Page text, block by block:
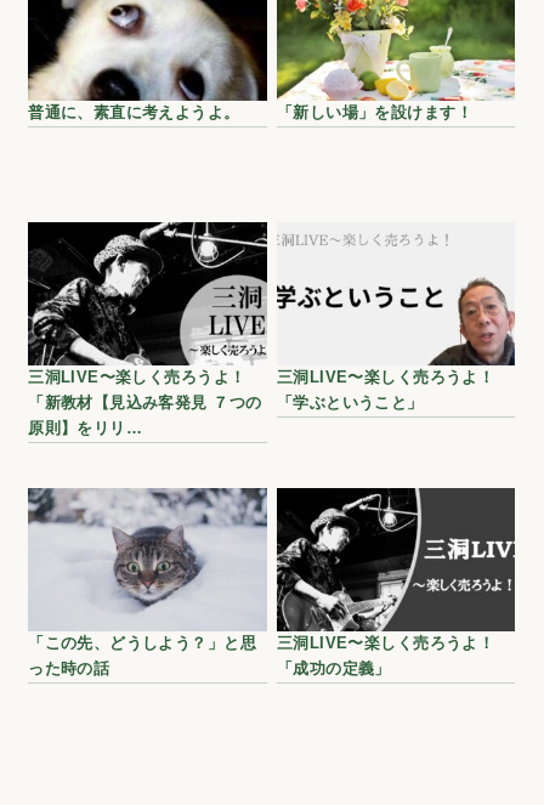
普通に、素直に考えようよ。 「新しい場」を設けます！
三洞LIVE〜楽しく売ろうよ！
「新教材【見込み客発見 ７つの
原則】をリリ…
三洞LIVE〜楽しく売ろうよ！
「学ぶということ」
「この先、どうしよう？」と思
った時の話
三洞LIVE〜楽しく売ろうよ！
「成功の定義」